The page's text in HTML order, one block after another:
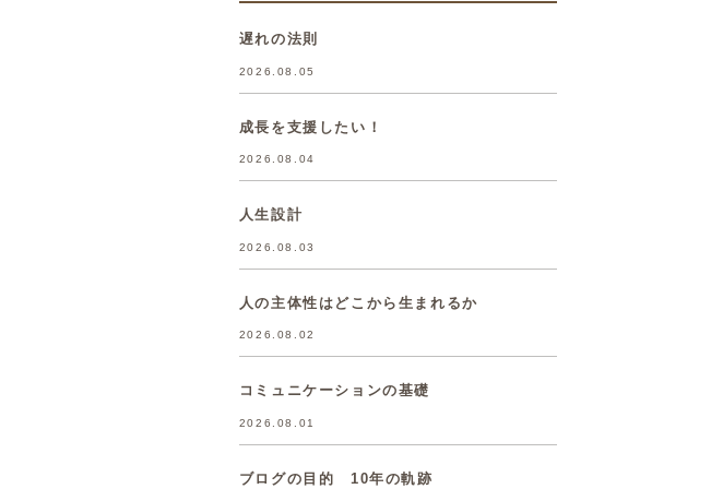
遅れの法則
2026.08.05
成長を支援したい！
2026.08.04
人生設計
2026.08.03
人の主体性はどこから生まれるか
2026.08.02
コミュニケーションの基礎
2026.08.01
ブログの目的 10年の軌跡